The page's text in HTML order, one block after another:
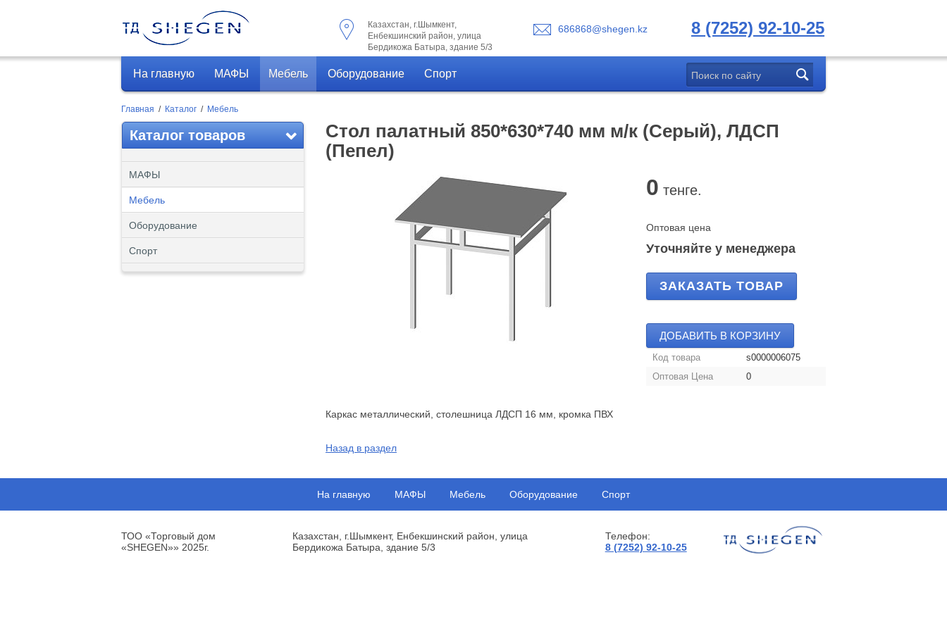
Казахстан, г.Шымкент,
Енбекшинский район, улица
Бердикожа Батыра, здание 5/3
686868@shegen.kz 8 (7252) 92-10-25
На главную МАФЫ Мебель Оборудование Спорт
Главная / Каталог / Мебель
Каталог товаров
МАФЫ
Мебель
Оборудование
Спорт
Стол палатный 850*630*740 мм м/к (Серый), ЛДСП
(Пепел)
0 тенге.
Оптовая цена
Уточняйте у менеджера
ЗАКАЗАТЬ ТОВАР
ДОБАВИТЬ В КОРЗИНУ
Код товара
s0000006075
Оптовая Цена
0
Каркас металлический, столешница ЛДСП 16 мм, кромка ПВХ
Назад в раздел
На главную МАФЫ Мебель Оборудование Спорт
ТОО «Торговый дом
«SHEGEN»» 2025г.
Казахстан, г.Шымкент, Енбекшинский район, улица
Бердикожа Батыра, здание 5/3
Телефон:
8 (7252) 92-10-25